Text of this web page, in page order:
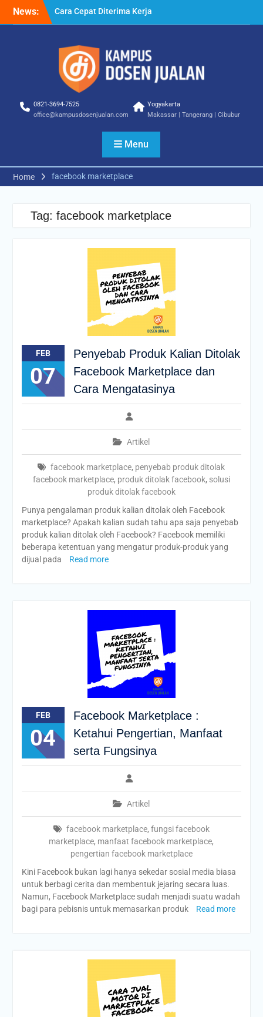
News:
Cara Cepat Diterima Kerja
– Tips Praktis yang Bisa
Cara Biar Dapat Pekerjaan
– Panduan Lengkap untuk
Pencari Kerja
Cara Dapat Pekerjaan –
Memperbesar Peluang
0821-3694-7525
office@kampusdosenjualan.com
Yogyakarta
Makassar | Tangerang | Cibubur
Menu
Home facebook marketplace
Tag: facebook marketplace
FEB
07
Penyebab Produk Kalian Ditolak
Facebook Marketplace dan
Cara Mengatasinya
Artikel
facebook marketplace, penyebab produk ditolak
facebook marketplace, produk ditolak facebook, solusi
produk ditolak facebook
Punya pengalaman produk kalian ditolak oleh Facebook
marketplace? Apakah kalian sudah tahu apa saja penyebab
produk kalian ditolak oleh Facebook? Facebook memiliki
beberapa ketentuan yang mengatur produk-produk yang
dijual pada
Read more
FEB
04
Facebook Marketplace :
Ketahui Pengertian, Manfaat
serta Fungsinya
Artikel
facebook marketplace, fungsi facebook
marketplace, manfaat facebook marketplace,
pengertian facebook marketplace
Kini Facebook bukan lagi hanya sekedar sosial media biasa
untuk berbagi cerita dan membentuk jejaring secara luas.
Namun, Facebook Marketplace sudah menjadi suatu wadah
bagi para pebisnis untuk memasarkan produk
Read more